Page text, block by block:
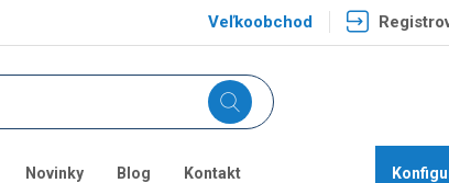
Veľkoobchod
Novinky Blog Kontakt